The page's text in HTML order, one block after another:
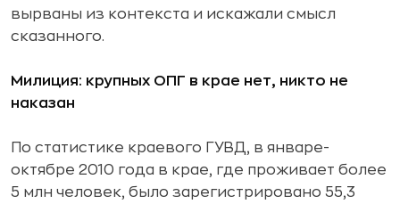
вырваны из контекста и искажали смысл
сказанного.
Милиция: крупных ОПГ в крае нет, никто не
наказан
По статистике краевого ГУВД, в январе-
октябре 2010 года в крае, где проживает более
5 млн человек, было зарегистрировано 55,3